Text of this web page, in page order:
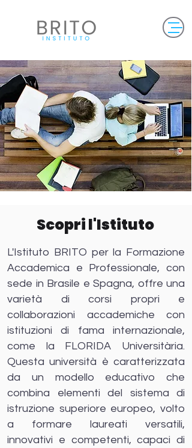
Scopri l'Istituto
L'Istituto BRITO per la Formazione
Accademica e Professionale, con
sede in Brasile e Spagna, offre una
varietà di corsi propri e
collaborazioni accademiche con
istituzioni di fama internazionale,
come la FLORIDA Universitària.
Questa università è caratterizzata
da un modello educativo che
combina elementi del sistema di
istruzione superiore europeo, volto
a formare laureati versatili,
innovativi e competenti, capaci di